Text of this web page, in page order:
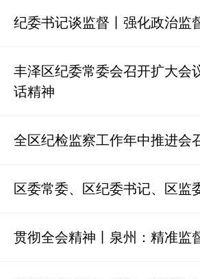
纪委书记谈监督丨强化政治监
丰泽区纪委常委会召开扩大会
话精神
全区纪检监察工作年中推进会
区委常委、区纪委书记、区监
贯彻全会精神丨泉州：精准监